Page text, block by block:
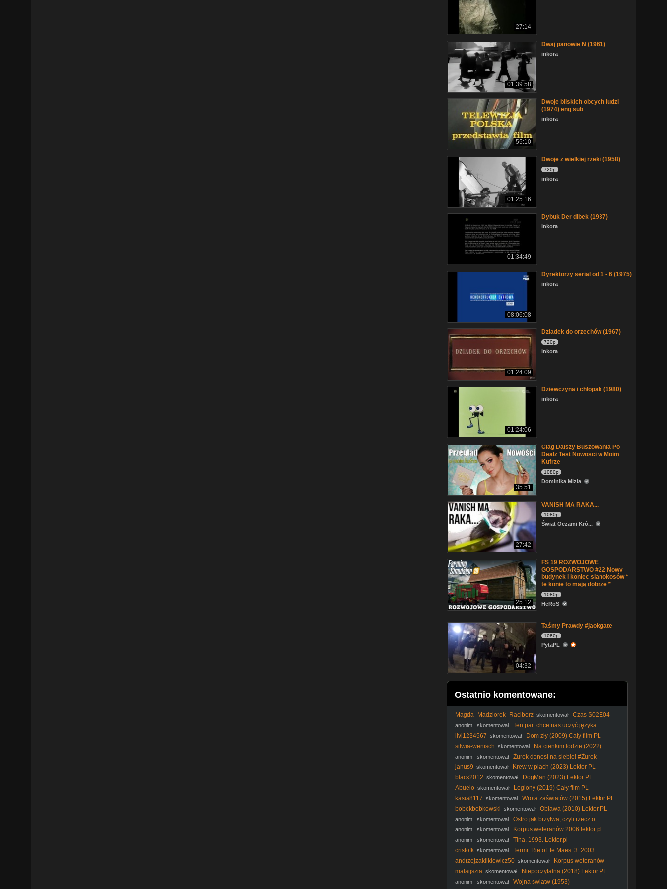
27:14
01:39:58
Dwaj panowie N (1961)
inkora
55:10
Dwoje bliskich obcych ludzi
(1974) eng sub
inkora
01:25:16
Dwoje z wielkiej rzeki (1958)
720p
inkora
01:34:49
Dybuk Der dibek (1937)
inkora
08:06:08
Dyrektorzy serial od 1 - 6 (1975)
inkora
01:24:09
Dziadek do orzechów (1967)
720p
inkora
01:24:06
Dziewczyna i chłopak (1980)
inkora
35:51
Ciag Dalszy Buszowania Po
Dealz Test Nowosci w Moim
Kufrze
1080p
Dominika Mizia
27:42
VANISH MA RAKA...
1080p
Świat Oczami Kró...
25:12
FS 19 ROZWOJOWE
GOSPODARSTWO #22 Nowy
budynek i koniec sianokosów *
te konie to mają dobrze *
1080p
HeRoS
04:32
Taśmy Prawdy #jaokgate
1080p
PytaPL
Ostatnio komentowane:
Magda_Madziorek_Raciborz skomentował
Czas S02E04
Lektor PL
anonim skomentował
Ten pan chce nas uczyć języka
polskiego.
livi1234567 skomentował
Dom zły (2009) Cały film PL
silwia-wenisch skomentował
Na cienkim lodzie (2022)
Lektor PL
anonim skomentował
Żurek donosi na siebie! #Żurek
#prokuratura #dymisja #polityka #Polska
janus9 skomentował
Krew w piach (2023) Lektor PL
black2012 skomentował
DogMan (2023) Lektor PL
Abuelo skomentował
Legiony (2019) Cały film PL
kasia8117 skomentował
Wrota zaświatów (2015) Lektor PL
bobekbobkowski skomentował Obława (2010) Lektor PL
anonim skomentował
Ostro jak brzytwa, czyli rzecz o
książkach: Krzyż Dowbora (ks. Stanisław Tworkowski)
anonim skomentował Korpus weteranów 2006 lektor pl
anonim skomentował
Tina. 1993. Lektor.pl
cristofk skomentował
Termr. Rie of. te Maes. 3. 2003.
Lektor.pl
andrzejzaklikiewicz50 skomentował
Korpus weteranów
2006 lektor pl
malaijszia skomentował Niepoczytalna (2018) Lektor PL
anonim skomentował
Wojna swiatw (1953)